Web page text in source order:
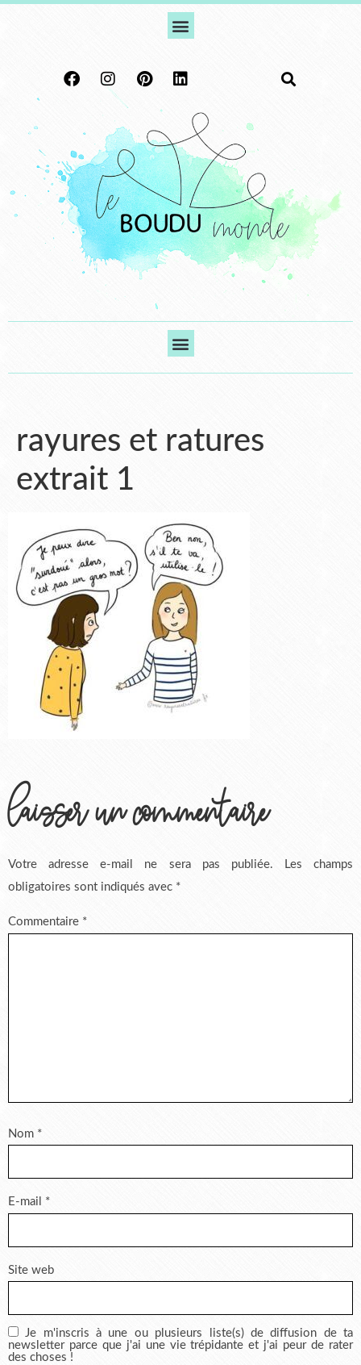
rayures et ratures
extrait 1
laisser un commentaire
Votre adresse e-mail ne sera pas publiée.
Les champs
obligatoires sont indiqués avec *
Commentaire *
Nom *
E-mail *
Site web
Je m'inscris à une ou plusieurs liste(s) de diffusion de ta
newsletter parce que j'ai une vie trépidante et j'ai peur de rater
des choses !